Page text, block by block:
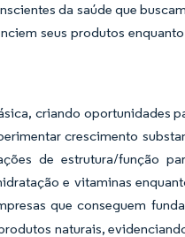
da saúde que
seus produtos
criando oportunidades
crescimento
de estrutura/função
e vitaminas
que conseguem
naturais,